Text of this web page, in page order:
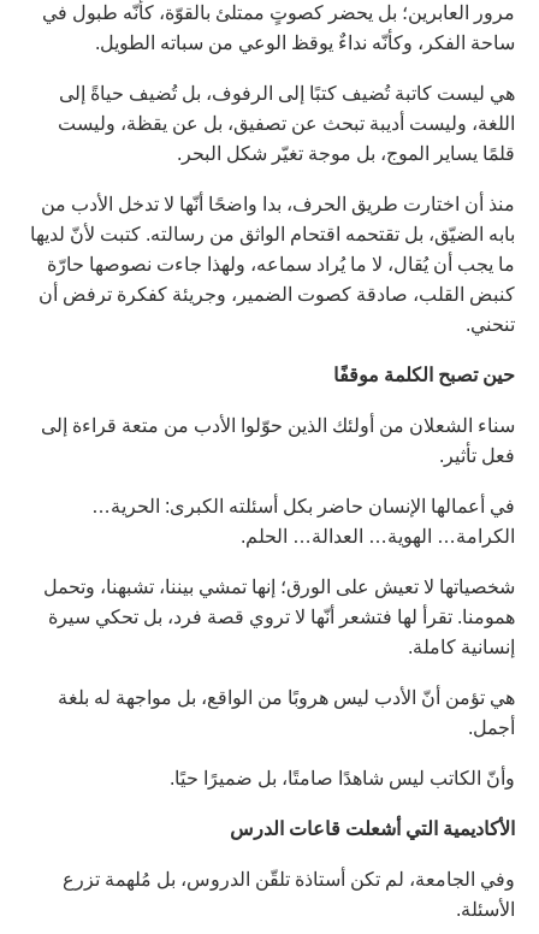
مرور العابرين؛ بل يحضر كصوتٍ ممتلئ بالقوّة، كأنّه طبول في
ساحة الفكر، وكأنّه نداءٌ يوقظ الوعي من سباته الطويل.
هي ليست كاتبة تُضيف كتبًا إلى الرفوف، بل تُضيف حياةً إلى
اللغة، وليست أديبة تبحث عن تصفيق، بل عن يقظة، وليست
قلمًا يساير الموج، بل موجة تغيّر شكل البحر.
منذ أن اختارت طريق الحرف، بدا واضحًا أنّها لا تدخل الأدب من
بابه الضيّق، بل تقتحمه اقتحام الواثق من رسالته. كتبت لأنّ لديها
ما يجب أن يُقال، لا ما يُراد سماعه، ولهذا جاءت نصوصها حارّة
كنبض القلب، صادقة كصوت الضمير، وجريئة كفكرة ترفض أن
تنحني.
حين تصبح الكلمة موقفًا
سناء الشعلان من أولئك الذين حوّلوا الأدب من متعة قراءة إلى
فعل تأثير.
في أعمالها الإنسان حاضر بكل أسئلته الكبرى: الحرية…
الكرامة… الهوية… العدالة… الحلم.
شخصياتها لا تعيش على الورق؛ إنها تمشي بيننا، تشبهنا، وتحمل
همومنا. تقرأ لها فتشعر أنّها لا تروي قصة فرد، بل تحكي سيرة
إنسانية كاملة.
هي تؤمن أنّ الأدب ليس هروبًا من الواقع، بل مواجهة له بلغة
أجمل.
وأنّ الكاتب ليس شاهدًا صامتًا، بل ضميرًا حيًا.
الأكاديمية التي أشعلت قاعات الدرس
وفي الجامعة، لم تكن أستاذة تلقّن الدروس، بل مُلهمة تزرع
الأسئلة.